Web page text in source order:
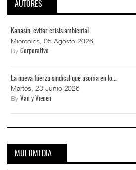
AUTORES
Kanasín, evitar crisis ambiental
Miércoles, 05 Agosto 2026
By Corporativo
La nueva fuerza sindical que asoma en lo...
Martes, 23 Junio 2026
By Van y Vienen
MULTIMEDIA